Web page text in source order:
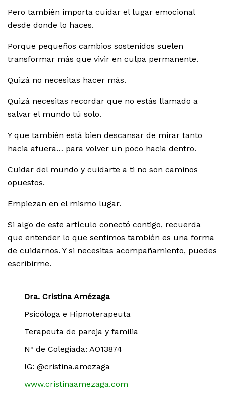
Pero también importa cuidar el lugar emocional
desde donde lo haces.
Porque pequeños cambios sostenidos suelen
transformar más que vivir en culpa permanente.
Quizá no necesitas hacer más.
Quizá necesitas recordar que no estás llamado a
salvar el mundo tú solo.
Y que también está bien descansar de mirar tanto
hacia afuera… para volver un poco hacia dentro.
Cuidar del mundo y cuidarte a ti no son caminos
opuestos.
Empiezan en el mismo lugar.
Si algo de este artículo conectó contigo, recuerda
que entender lo que sentimos también es una forma
de cuidarnos. Y si necesitas acompañamiento, puedes
escribirme.
Dra. Cristina Amézaga
Psicóloga e Hipnoterapeuta
Terapeuta de pareja y familia
Nº de Colegiada: AO13874
IG: @cristina.amezaga
www.cristinaamezaga.com